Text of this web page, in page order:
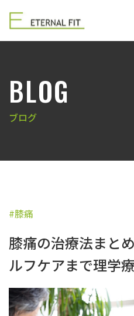
BLOG
ブログ
#膝痛
膝痛の治療法まと
ルフケアまで理学